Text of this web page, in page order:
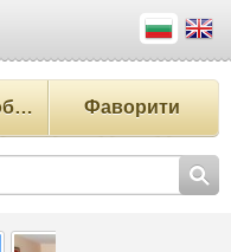
Най-нови обекти Фаворити